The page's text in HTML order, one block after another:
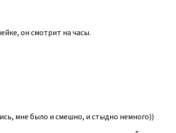
он смотрит на часы.
мне было и смешно, и стыдно немного))